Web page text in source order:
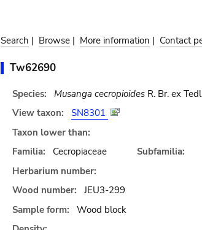
Search | Browse | More information | Contact
Tw62690
Species: Musanga cecropioidesR. Br. ex
View taxon:
SN8301
Taxon lower than:
Familia:
Cecropiaceae
Subfamilia:
Herbarium number:
Wood number:
JEU3-299
Sample form:
Wood block